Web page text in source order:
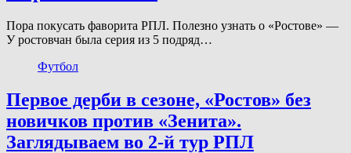
Пора покусать фаворита РПЛ. Полезно узнать о «Ростове» —
У ростовчан была серия из 5 подряд…
Футбол
Первое дерби в сезоне, «Ростов» без
новичков против «Зенита».
Заглядываем во 2-й тур РПЛ